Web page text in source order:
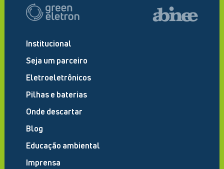
Institucional
Seja um parceiro
Eletroeletrônicos
Pilhas e baterias
Onde descartar
Blog
Educação ambiental
Imprensa